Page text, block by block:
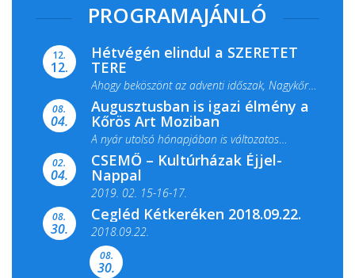
PROGRAMAJÁNLÓ
12.
12.
Hétvégén elindul a SZERETET
TERE
Ahogy beköszönt az adventi időszak, Nagykőrös
ismét megtelik ünnepi fénnyel és közös...
08.
04.
Augusztusban is igazi élmény a
Kőrös Art Moziban
A nyár utolsó hónapjában is változatos
filmkínálattal, családi...
02.
04.
CSEMŐ – Kultúrházak Éjjel-
Nappal
2019. 02. 15-16-17.
Színes és tartalmas programokkal várja a
Csemői Községi Könyvtár és...
08.
30.
Cegléd Kétkeréken 2018.09.22.
2018.09.22.
08.
30.